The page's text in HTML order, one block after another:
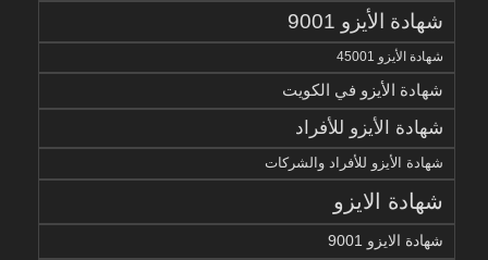
شهادة الأيزو 9001
شهادة الأيزو 45001
شهادة الأيزو في الكويت
شهادة الأيزو للأفراد
شهادة الأيزو للأفراد والشركات
شهادة الايزو
شهادة الايزو 9001